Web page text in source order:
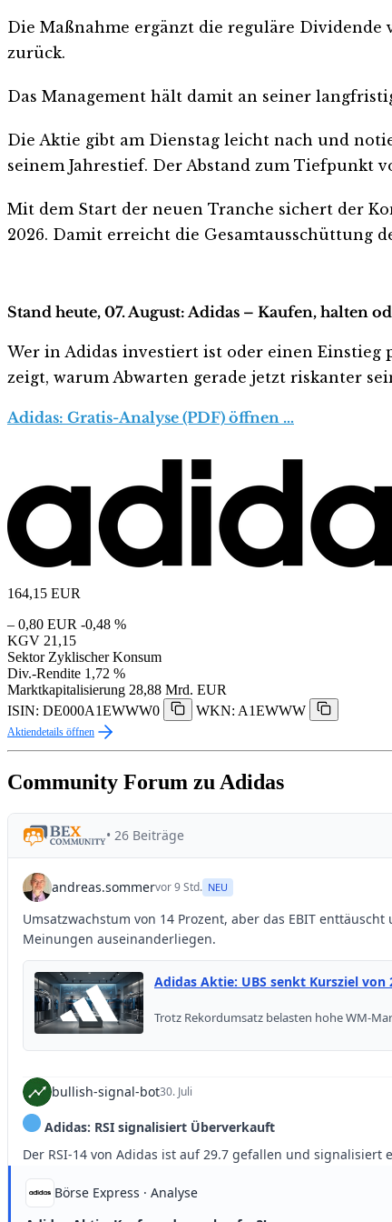
Die Maßnahme ergänzt die reguläre Dividende
zurück.
Das Management hält damit an seiner
Die Aktie gibt am Dienstag leicht nach und
seinem Jahrestief. Der Abstand zum Tiefpunkt
Mit dem Start der neuen Tranche sichert der
2026. Damit erreicht die Gesamtausschüttung
Stand heute, 07. August: Adidas – Kaufen, halten
Wer in Adidas investiert ist oder einen Einstieg
zeigt, warum Abwarten gerade jetzt riskanter
Adidas: Gratis-Analyse (PDF) öffnen …
164,15 EUR
– 0,80 EUR -0,48 %
KGV 21,15
Sektor Zyklischer Konsum
Div.-Rendite 1,72 %
Marktkapitalisierung 28,88 Mrd. EUR
ISIN: DE000A1EWWW0
WKN: A1EWWW
Aktiendetails öffnen
Community Forum zu Adidas